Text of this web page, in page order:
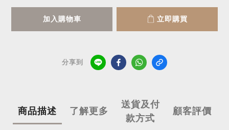
加入購物車 立即購買
分享到
商品描述 了解更多
送貨及付
款方式
顧客評價